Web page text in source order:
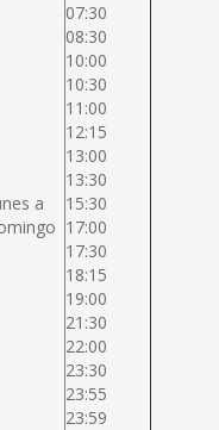
a
07:30
08:30
10:00
10:30
11:00
12:15
13:00
13:30
15:30
17:00
17:30
18:15
19:00
21:30
22:00
23:30
23:55
23:59